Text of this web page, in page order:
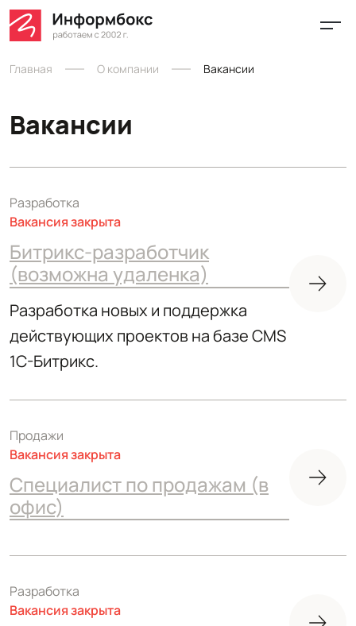
Главная О компании Вакансии
Вакансии
Разработка
Вакансия закрыта
Битрикс-разработчик
(возможна удаленка)
Разработка новых и поддержка
действующих проектов на базе CMS
1С-Битрикс.
Продажи
Вакансия закрыта
Специалист по продажам (в
офис)
Разработка
Вакансия закрыта